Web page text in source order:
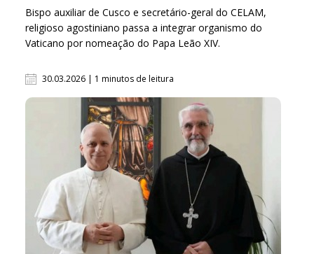
Bispo auxiliar de Cusco e secretário-geral do CELAM,
religioso agostiniano passa a integrar organismo do
Vaticano por nomeação do Papa Leão XIV.
30.03.2026 | 1 minutos de leitura